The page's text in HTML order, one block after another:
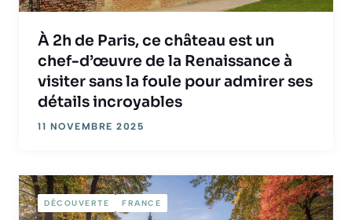
À 2h de Paris, ce château est un
chef-d’œuvre de la Renaissance à
visiter sans la foule pour admirer ses
détails incroyables
11 NOVEMBRE 2025
DÉCOUVERTE FRANCE